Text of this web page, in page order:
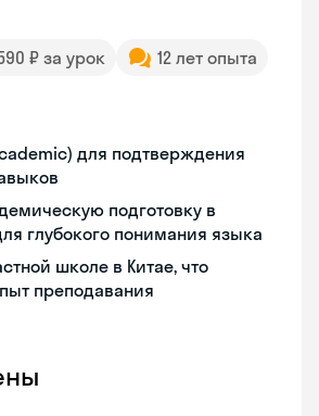
₽ за урок 12 лет опыта
для подтверждения
подготовку в
глубокого понимания языка
школе в Китае, что
преподавания